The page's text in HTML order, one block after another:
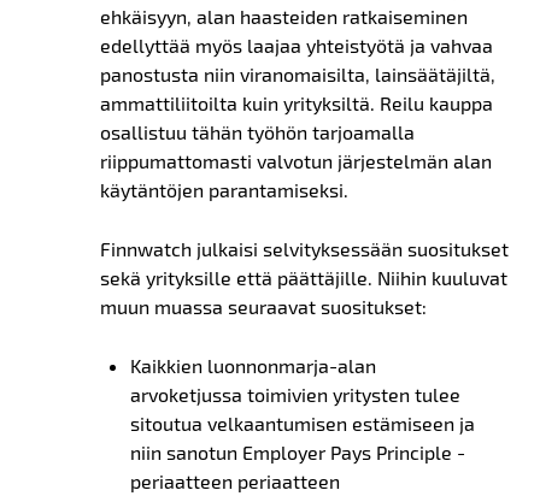
ehkäisyyn, alan haasteiden ratkaiseminen
edellyttää myös laajaa yhteistyötä ja vahvaa
panostusta niin viranomaisilta, lainsäätäjiltä,
ammattiliitoilta kuin yrityksiltä. Reilu kauppa
osallistuu tähän työhön tarjoamalla
riippumattomasti valvotun järjestelmän alan
käytäntöjen parantamiseksi.
Finnwatch julkaisi selvityksessään suositukset
sekä yrityksille että päättäjille. Niihin kuuluvat
muun muassa seuraavat suositukset:
Kaikkien luonnonmarja-alan
arvoketjussa toimivien yritysten tulee
sitoutua velkaantumisen estämiseen ja
niin sanotun Employer Pays Principle -
periaatteen periaatteen